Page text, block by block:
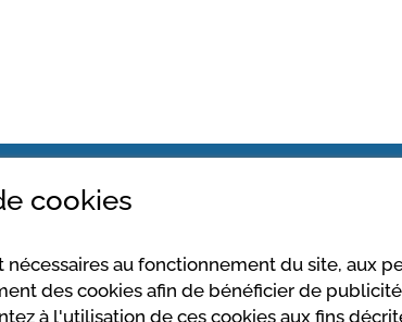
cookies
au fonctionnement du site, aux
des cookies afin de bénéficier de
à l'utilisation de ces cookies aux fins